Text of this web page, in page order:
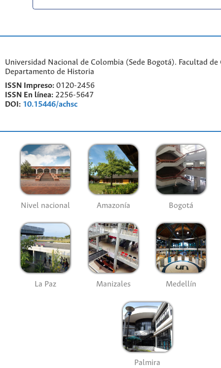
Universidad Nacional de Colombia (Sede Bogotá). Facultad de
Departamento de Historia
ISSN Impreso: 0120-2456
ISSN En línea: 2256-5647
DOI: 10.15446/achsc
Nivel nacional Amazonía Bogotá
La Paz Manizales Medellín
Palmira